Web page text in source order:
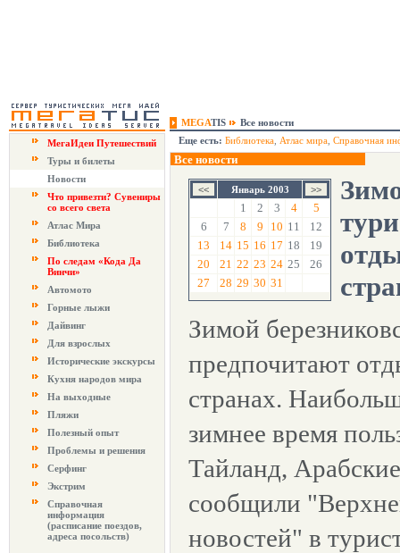
MEGATIS
Все новости
МегаИдеи Путешествий
Туры и билеты
Новости
Что привезти? Сувениры
со всего света
Атлас Мира
Библиотека
По следам «Кода Да
Винчи»
Автомото
Горные лыжи
Дайвинг
Для взрослых
Исторические экскурсы
Кухня народов мира
На выходные
Пляжи
Полезный опыт
Проблемы и решения
Серфинг
Экстрим
Справочная
информация
(расписание поездов,
адреса посольств)
Еще есть: Библиотека Атлас мира Справочная
Все новости
Январь 2003
1 2 3 4
5
6
7 8 9 10 11
12
13
14 15 16 17 18
19
20
21 22 23 24 25
26
27
28 29 30 31
Зимой
предпочитают
странах.
зимнее время
Тайланд,
сообщили
новостей" в